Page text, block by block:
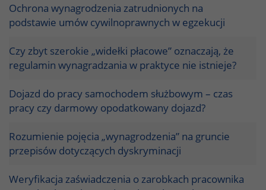
Ochrona wynagrodzenia zatrudnionych na
podstawie umów cywilnoprawnych w egzekucji
Czy zbyt szerokie „widełki płacowe” oznaczają, że
regulamin wynagradzania w praktyce nie istnieje?
Dojazd do pracy samochodem służbowym – czas
pracy czy darmowy opodatkowany dojazd?
Rozumienie pojęcia „wynagrodzenia” na gruncie
przepisów dotyczących dyskryminacji
Weryfikacja zaświadczenia o zarobkach pracownika